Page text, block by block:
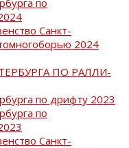
Санкт-
2024
ПО РАЛЛИ-
по дрифту 2023
по
Санкт-